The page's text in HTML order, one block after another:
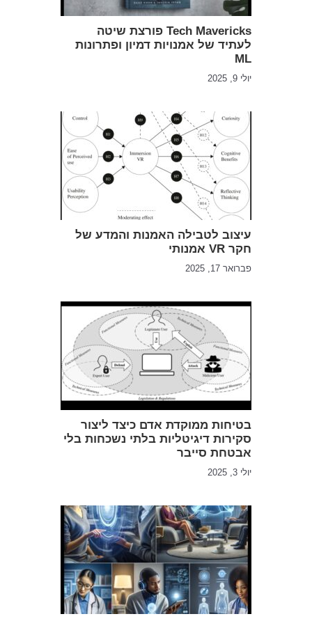
Tech Mavericks פורצת שיטה
לעתיד של אמנויות דמיון ופתרונות
ML
יולי 9, 2025
עיצוב לטבילה האמנות והמדע של
חקר VR אמנותי
פברואר 17, 2025
בטיחות ממוקדת אדם כיצד ליצור
סקירות דיגיטליות בלתי נשכחות בלי
אבטחת סייבר
יולי 3, 2025